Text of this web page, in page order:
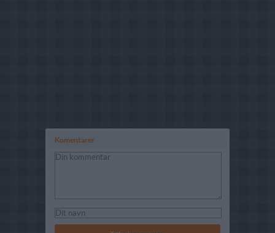
Komentarer